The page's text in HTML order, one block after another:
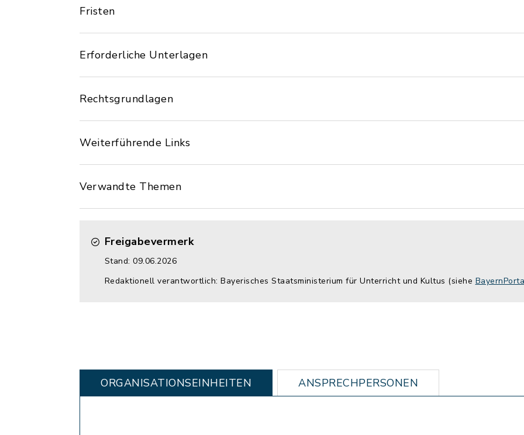
Fristen
Erforderliche Unterlagen
Rechtsgrundlagen
Weiterführende Links
Verwandte Themen
Freigabevermerk
Stand: 09.06.2026
Redaktionell verantwortlich: Bayerisches Staatsministerium für Unterricht und Kultus (siehe
ORGANISATIONS­EINHEITEN ANSPRECHPERSONEN